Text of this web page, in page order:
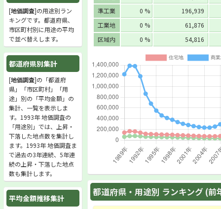
準工業
0 %
196,939
工業地
0 %
61,876
区域内
0 % 54,816
都道府県・用途別 ランキング (前
[地価調査]の用途別ラン
キングです。都道府県、
市区町村別に用途の平均
で並べ替えします。
都道府県別集計
[地価調査]の「都道府
県」「市区町村」「用
途」別の「平均金額」の
集計、一覧を表示しま
す。1993年 地価調査の
「用途別」では、上昇・
下落した地点数を集計し
ます。1993年 地価調査ま
で過去の3年連続、5年連
続の上昇・下落した地点
数も集計します。
平均金額推移集計